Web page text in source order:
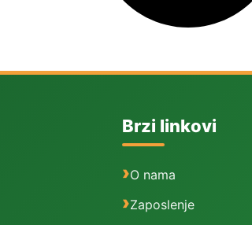
Brzi linkovi
O nama
Zaposlenje